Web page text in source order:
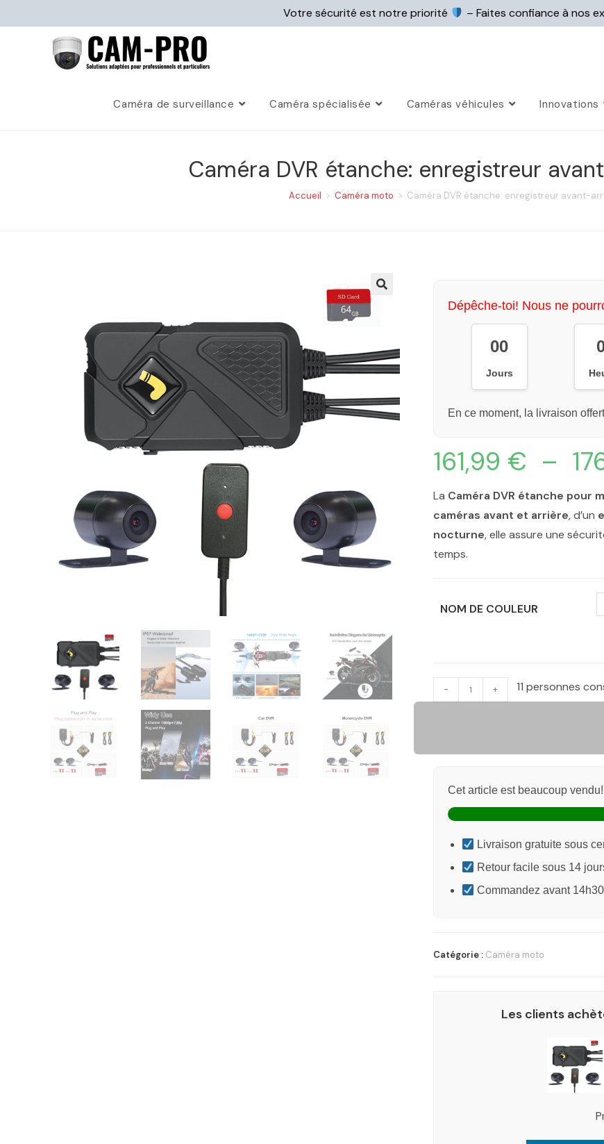
Votre sécurité est notre priorité – Faites confiance à nos
Caméra de surveillance Caméra spécialisée Caméras véhicules Innovations
Caméra DVR étanche: enregistreur
Accueil > Caméra moto > Caméra DVR étanche: enregistreur avant-
Dépêche-toi! Nous ne
00
Jours
En ce moment, la livraison
161,99 € –
La Caméra DVR étanche pour
caméras avant et arrière, d’un
nocturne, elle assure une
temps.
NOM DE COULEUR
- + 11 personnes
Cet article est beaucoup vendu!
Livraison gratuite sous
Retour facile sous 14
Commandez avant
Catégorie : Caméra moto
Les clients